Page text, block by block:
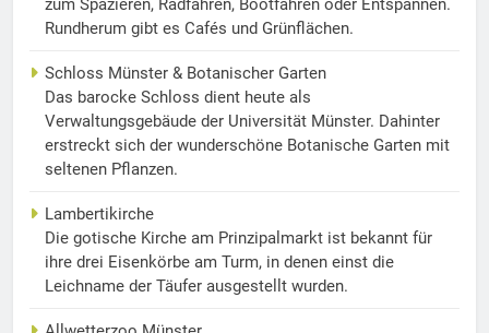
zum Spazieren, Radfahren, Bootfahren oder Entspannen.
Rundherum gibt es Cafés und Grünflächen.
Schloss Münster & Botanischer Garten
Das barocke Schloss dient heute als
Verwaltungsgebäude der Universität Münster. Dahinter
erstreckt sich der wunderschöne Botanische Garten mit
seltenen Pflanzen.
Lambertikirche
Die gotische Kirche am Prinzipalmarkt ist bekannt für
ihre drei Eisenkörbe am Turm, in denen einst die
Leichname der Täufer ausgestellt wurden.